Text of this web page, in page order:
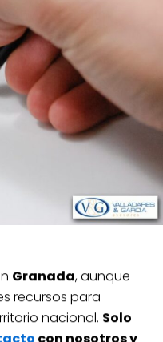
Granada, aunque
recursos para
nacional. Solo
con nosotros y